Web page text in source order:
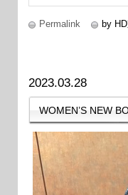
Permalink by
2023.03.28
WOMEN’S NEW